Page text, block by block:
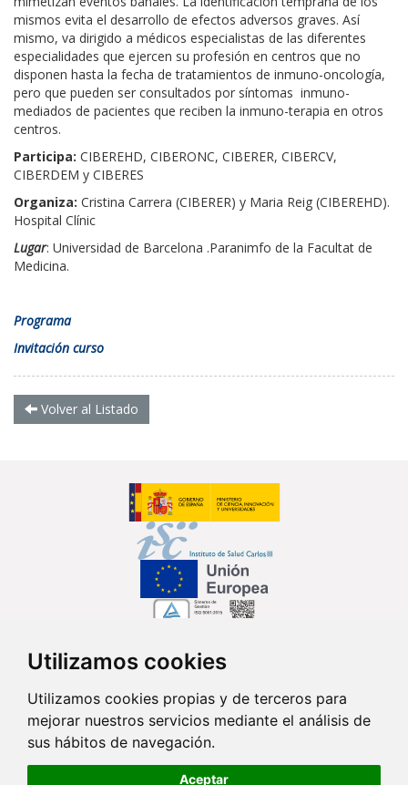
Utilizamos cookies
Utilizamos cookies propias y de terceros para
mejorar nuestros servicios mediante el análisis de
sus hábitos de navegación.
Aceptar
mismos evita el desarrollo de efectos adversos graves. Así
mismo, va dirigido a médicos especialistas de las diferentes
especialidades que ejercen su profesión en centros que no
disponen hasta la fecha de tratamientos de inmuno-oncología,
pero que pueden ser consultados por síntomas inmuno-
mediados de pacientes que reciben la inmuno-terapia en otros
centros.
Participa: CIBEREHD, CIBERONC, CIBERER, CIBERCV,
CIBERDEM y CIBERES
Organiza: Cristina Carrera (CIBERER) y Maria Reig (CIBEREHD).
Hospital Clínic
Lugar: Universidad de Barcelona .Paranimfo de la Facultat de
Medicina.
Programa
Invitación curso
Volver al Listado
Síguenos en...
Contacto
Av. Monforte de Lemos, 3-5. Pabellón 11. Planta 0 28029 Madrid